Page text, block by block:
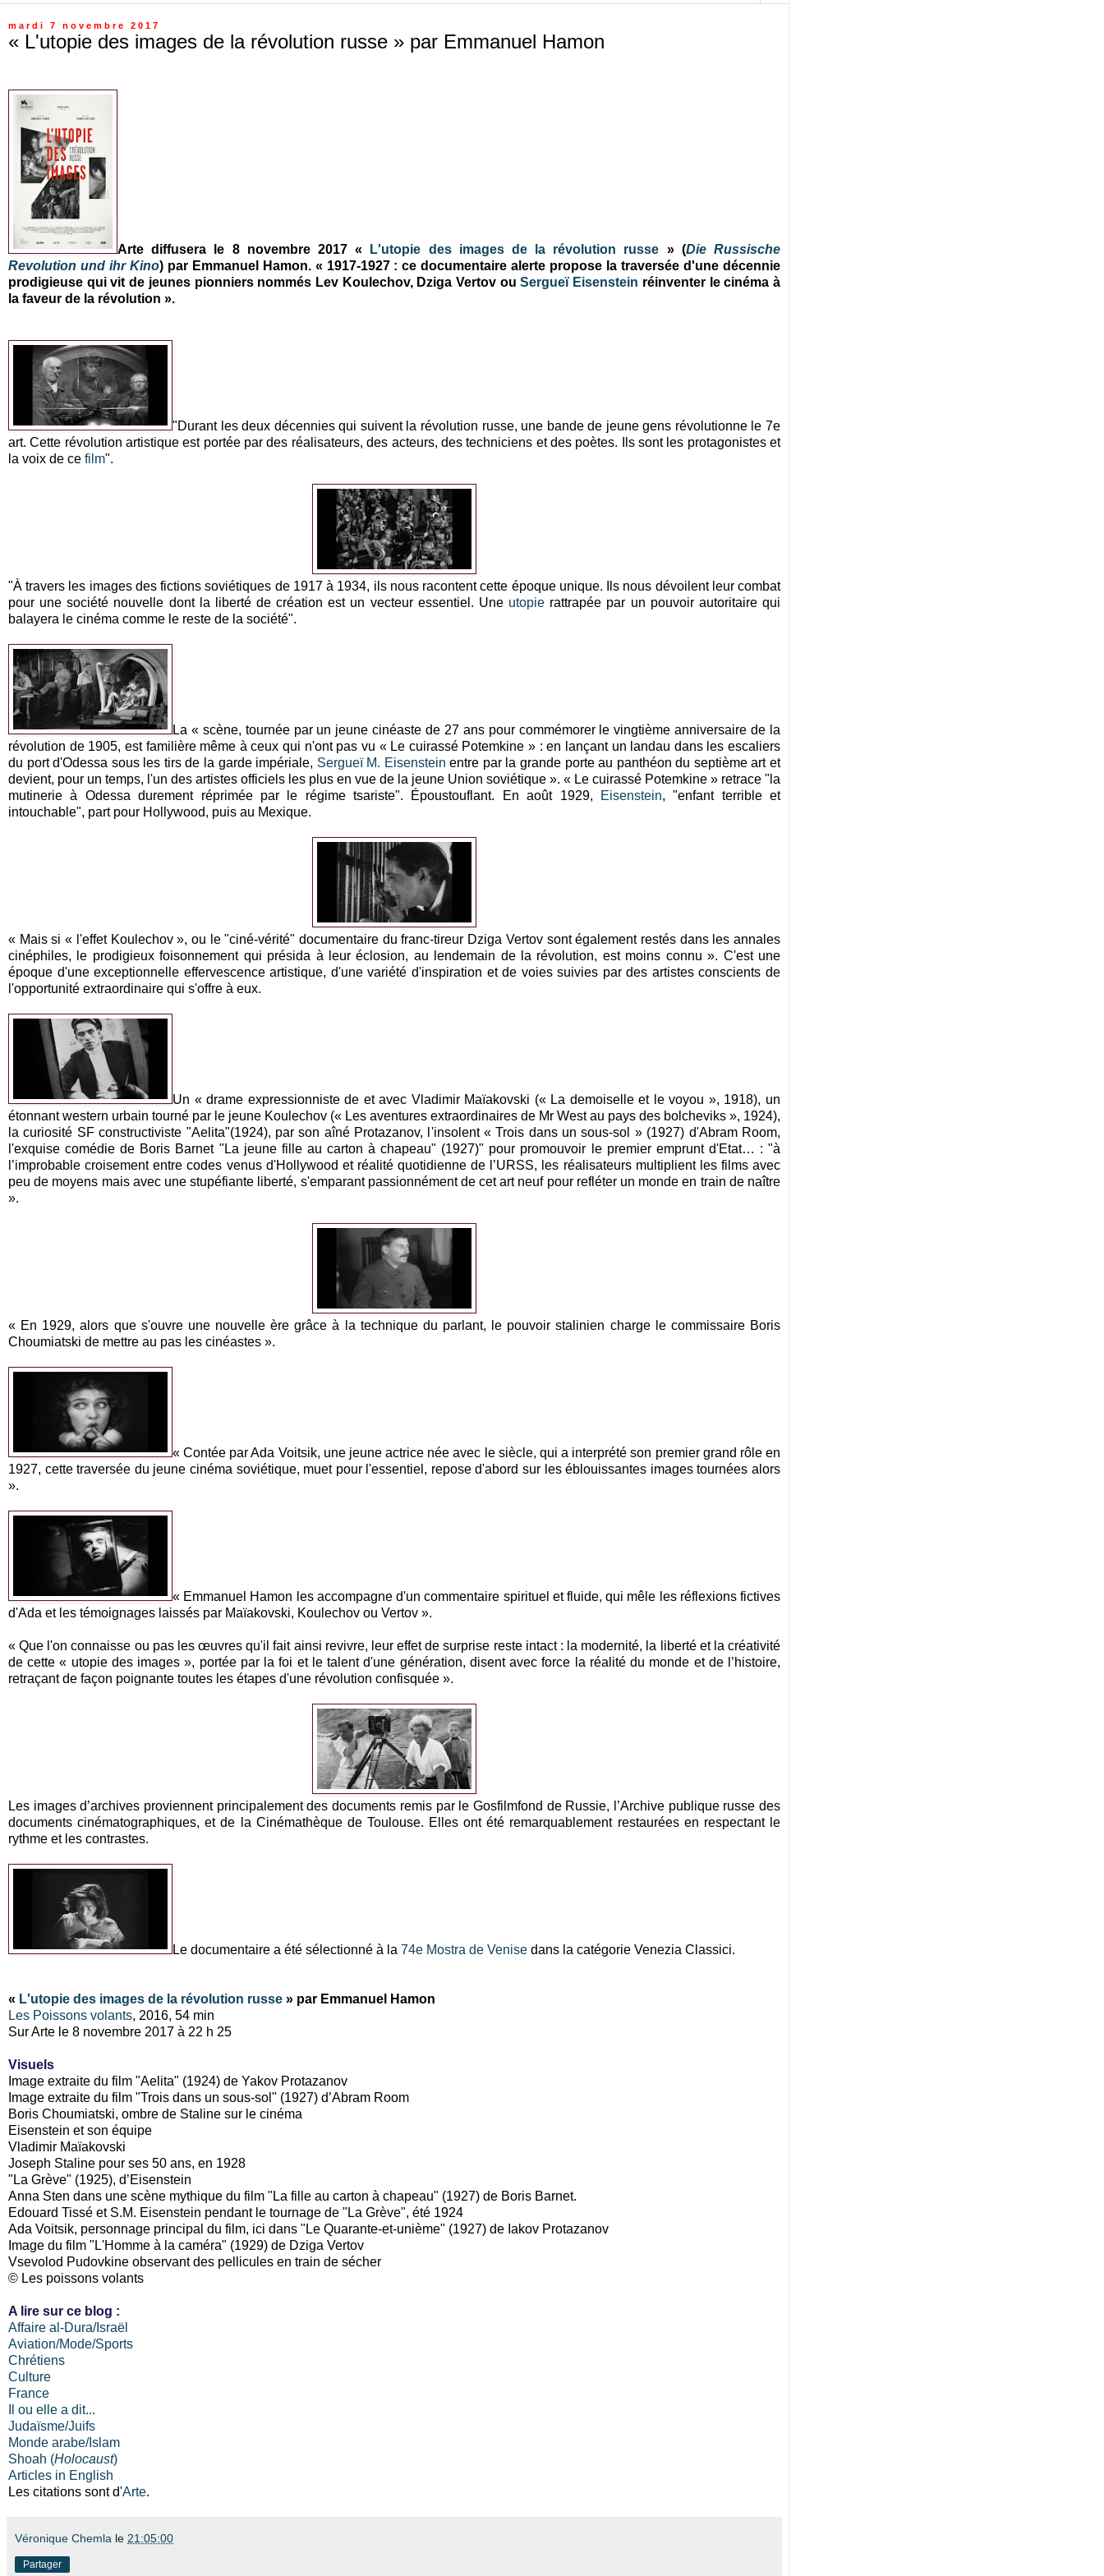
mardi 7 novembre 2017
« L'utopie des images de la révolution russe » par Emmanuel Hamon
Arte diffusera le 8 novembre 2017 « L'utopie des images de la révolution russe » (Die Russische
Revolution und ihr Kino) par Emmanuel Hamon. « 1917-1927 : ce documentaire alerte propose la traversée d'une décennie
prodigieuse qui vit de jeunes pionniers nommés Lev Koulechov, Dziga Vertov ouSergueï Eisenstein réinventer le cinéma à
la faveur de la révolution ».
"Durant les deux décennies qui suivent la révolution russe, une bande de jeune gens révolutionne le 7e
art. Cette révolution artistique est portée par des réalisateurs, des acteurs, des techniciens et des poètes. Ils sont les protagonistes et
la voix de ce film".
"À travers les images des fictions soviétiques de 1917 à 1934, ils nous racontent cette époque unique. Ils nous dévoilent leur combat
pour une société nouvelle dont la liberté de création est un vecteur essentiel. Une utopie rattrapée par un pouvoir autoritaire qui
balayera le cinéma comme le reste de la société".
La « scène, tournée par un jeune cinéaste de 27 ans pour commémorer le vingtième anniversaire de la
révolution de 1905, est familière même à ceux qui n'ont pas vu « Le cuirassé Potemkine » : en lançant un landau dans les escaliers
du port d'Odessa sous les tirs de la garde impériale, Sergueï M. Eisenstein entre par la grande porte au panthéon du septième art et
devient, pour un temps, l'un des artistes officiels les plus en vue de la jeune Union soviétique ». « Le cuirassé Potemkine » retrace "la
mutinerie à Odessa durement réprimée par le régime tsariste". Époustouflant. En août 1929,
Eisenstein, "enfant terrible et
intouchable", part pour Hollywood, puis au Mexique.
« Mais si « l'effet Koulechov », ou le "ciné-vérité" documentaire du franc-tireur Dziga Vertov sont également restés dans les annales
cinéphiles, le prodigieux foisonnement qui présida à leur éclosion, au lendemain de la révolution, est moins connu ». C'est une
époque d'une exceptionnelle effervescence artistique, d'une variété d'inspiration et de voies suivies par des artistes conscients de
l'opportunité extraordinaire qui s'offre à eux.
Un « drame expressionniste de et avec Vladimir Maïakovski (« La demoiselle et le voyou », 1918), un
étonnant western urbain tourné par le jeune Koulechov (« Les aventures extraordinaires de Mr West au pays des bolcheviks », 1924),
la curiosité SF constructiviste "Aelita"(1924), par son aîné Protazanov, l'insolent « Trois dans un sous-sol » (1927) d'Abram Room,
l'exquise comédie de Boris Barnet "La jeune fille au carton à chapeau" (1927)" pour promouvoir le premier emprunt d'Etat… : "à
l’improbable croisement entre codes venus d'Hollywood et réalité quotidienne de l’URSS, les réalisateurs multiplient les films avec
peu de moyens mais avec une stupéfiante liberté, s'emparant passionnément de cet art neuf pour refléter un monde en train de naître
».
« En 1929, alors que s'ouvre une nouvelle ère grâce à la technique du parlant, le pouvoir stalinien charge le commissaire Boris
Choumiatski de mettre au pas les cinéastes ».
« Contée par Ada Voitsik, une jeune actrice née avec le siècle, qui a interprété son premier grand rôle en
1927, cette traversée du jeune cinéma soviétique, muet pour l'essentiel, repose d'abord sur les éblouissantes images tournées alors
».
« Emmanuel Hamon les accompagne d'un commentaire spirituel et fluide, qui mêle les réflexions fictives
d'Ada et les témoignages laissés par Maïakovski, Koulechov ou Vertov ».
« Que l'on connaisse ou pas les œuvres qu'il fait ainsi revivre, leur effet de surprise reste intact : la modernité, la liberté et la créativité
de cette « utopie des images », portée par la foi et le talent d'une génération, disent avec force la réalité du monde et de l’histoire,
retraçant de façon poignante toutes les étapes d'une révolution confisquée ».
Les images d’archives proviennent principalement des documents remis par le Gosfilmfond de Russie, l’Archive publique russe des
documents cinématographiques, et de la Cinémathèque de Toulouse. Elles ont été remarquablement restaurées en respectant le
rythme et les contrastes.
Le documentaire a été sélectionné à la 74e Mostra de Venise dans la catégorie Venezia Classici.
« L'utopie des images de la révolution russe » par Emmanuel Hamon
Les Poissons volants, 2016, 54 min
Sur Arte le 8 novembre 2017 à 22 h 25
Visuels
Image extraite du film "Aelita" (1924) de Yakov Protazanov
Image extraite du film "Trois dans un sous-sol" (1927) d’Abram Room
Boris Choumiatski, ombre de Staline sur le cinéma
Eisenstein et son équipe
Vladimir Maïakovski
Joseph Staline pour ses 50 ans, en 1928
"La Grève" (1925), d’Eisenstein
Anna Sten dans une scène mythique du film "La fille au carton à chapeau" (1927) de Boris Barnet.
Edouard Tissé et S.M. Eisenstein pendant le tournage de "La Grève", été 1924
Ada Voitsik, personnage principal du film, ici dans "Le Quarante-et-unième" (1927) de Iakov Protazanov
Image du film "L'Homme à la caméra" (1929) de Dziga Vertov
Vsevolod Pudovkine observant des pellicules en train de sécher
© Les poissons volants
A lire sur ce blog :
Affaire al-Dura/Israël
Aviation/Mode/Sports
Chrétiens
Culture
France
Il ou elle a dit...
Judaïsme/Juifs
Monde arabe/Islam
Shoah (Holocaust)
Articles in English
Les citations sont d'Arte.
Véronique Chemla le 21:05:00
Partager